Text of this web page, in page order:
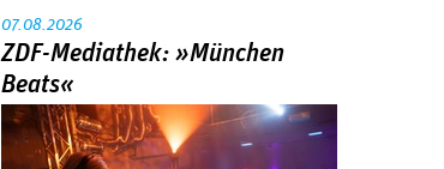
07.08.2026
ZDF-Mediathek: »München
Beats«